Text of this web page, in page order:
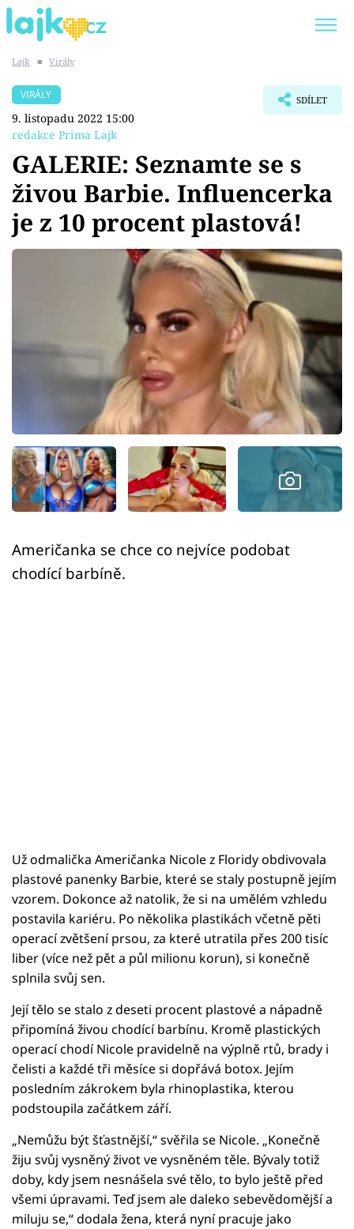
SHOPAHOLICADEL
Témata
Showbyznys
Sex a vztahy
Sledujte prima+
Přihlášení
Sledujte nás
Lajk ■ Virály
VIRÁLY
9. listopadu 2022 15:00
redakce Prima Lajk
SDÍLET
GALERIE: Seznamte se s
živou Barbie. Influencerka
je z 10 procent plastová!
Američanka se chce co nejvíce podobat
chodící barbíně.
Už odmalička Američanka Nicole z Floridy obdivovala
plastové panenky Barbie, které se staly postupně jejím
vzorem. Dokonce až natolik, že si na umělém vzhledu
postavila kariéru. Po několika plastikách včetně pěti
operací zvětšení prsou, za které utratila přes 200 tisíc
liber (více než pět a půl milionu korun), si konečně
splnila svůj sen.
Její tělo se stalo z deseti procent plastové a nápadně
připomíná živou chodící barbínu. Kromě plastických
operací chodí Nicole pravidelně na výplně rtů, brady i
čelisti a každé tři měsíce si dopřává botox. Jejím
posledním zákrokem byla rhinoplastika, kterou
podstoupila začátkem září.
„Nemůžu být šťastnější,“ svěřila se Nicole. „Konečně
žiju svůj vysněný život ve vysněném těle. Bývaly totiž
doby, kdy jsem nesnášela své tělo, to bylo ještě před
všemi úpravami. Teď jsem ale daleko sebevědomější a
miluju se,“ dodala žena, která nyní pracuje jako